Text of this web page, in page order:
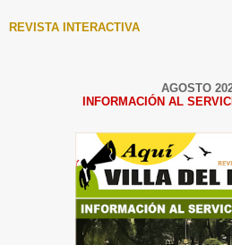
REVISTA INTERACTIVA
AGOSTO
INFORMACIÓN AL